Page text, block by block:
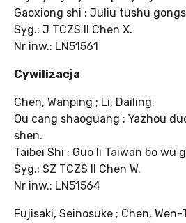
Gaoxiong shi : Juliu tushu
Syg.: J TCZS II Chen X.
Nr inw.: LN51561
Cywilizacja
Chen, Wanping ; Li, Dailing.
Ou cang shaoguang : Yazhou
shen.
Taibei Shi : Guo li Taiwan bo wu
Syg.: SZ TCZS II Chen W.
Nr inw.: LN51564
Fujisaki, Seinosuke ; Chen, Wen-